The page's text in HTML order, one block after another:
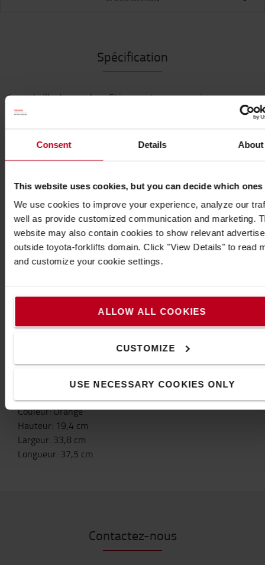
Consent Details About
This website uses cookies, but you can decide which ones
We use cookies to improve your experience, analyze our
well as provide customized communication and marketing.
website may also contain cookies to show relevant
outside toyota-forklifts domain. Click "View Details" to read
and customize your cookie settings.
ALLOW ALL COOKIES
CUSTOMIZE
USE NECESSARY COOKIES ONLY
Spécification
La corbeille de recyclage Skipper est un accessoire
robuste et durable pour une utilisation polyvalente
est un support de sac à ordures robuste et durable
Se connecte à :
Poteau de ski et collier de base
Poteau du skipper et colonne de la base (via le collier de
la base)
Support de ventouse Skipper
de ventouse)
Support/récepteur de pinces Skipper
Clips de réception Skipper (version murale conseillée)
Clips de sangle de cordon Skipper
Poids:1,1kg
Couleur:Orange
Hauteur: 19,4 cm
Largeur: 33,8 cm
Longueur: 37,5 cm
Contactez-nous